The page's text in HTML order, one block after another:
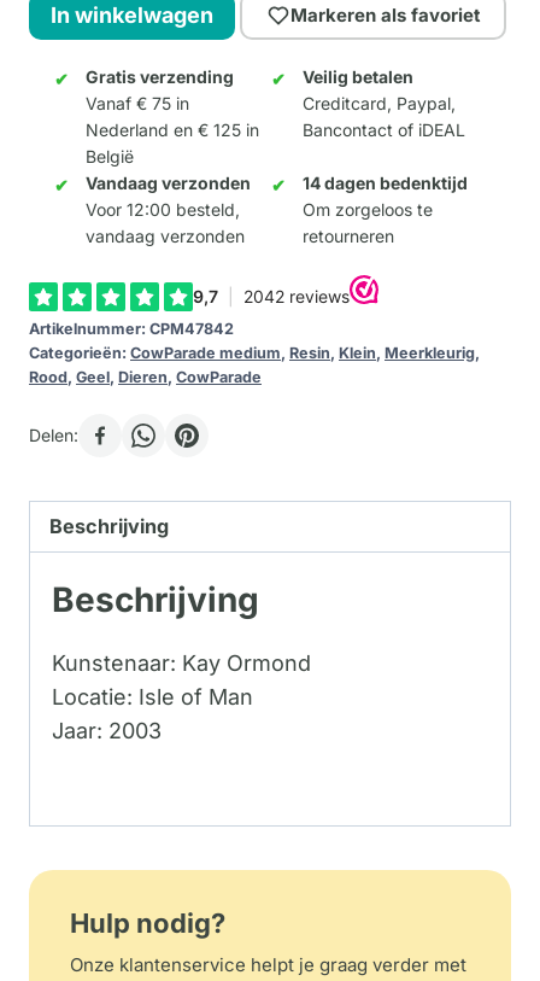
Groovy
Moo
(medium
resin)
aantal
In winkelwagen Markeren als favoriet
Gratis verzending
Vanaf € 75 in
Nederland en € 125 in
België
Veilig betalen
Creditcard, Paypal,
Bancontact of iDEAL
Vandaag verzonden
Voor 12:00 besteld,
vandaag verzonden
14 dagen bedenktijd
Om zorgeloos te
retourneren
Artikelnummer: CPM47842
Categorieën: CowParade medium, Resin, Klein, Meerkleurig,
Rood, Geel, Dieren, CowParade
Delen:
Beschrijving
Beschrijving
Kunstenaar: Kay Ormond
Locatie: Isle of Man
Jaar: 2003
Hulp nodig?
Onze klantenservice helpt je graag verder met